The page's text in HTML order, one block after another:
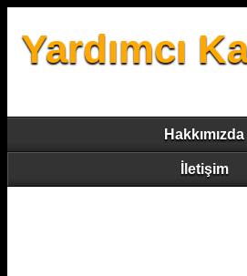
Yardımcı
Hakkımızda
İletişim